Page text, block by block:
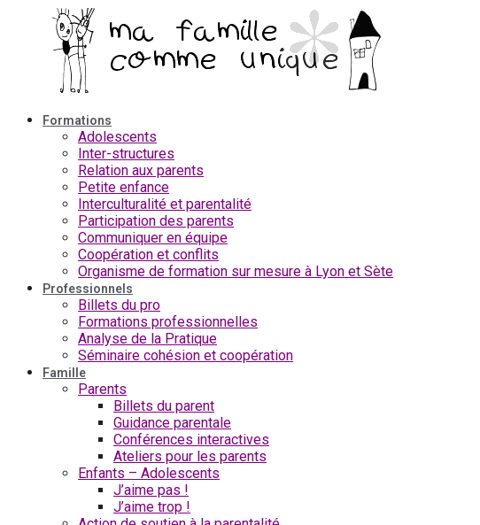
contenu
Formations
Adolescents
Inter-structures
Relation aux parents
Petite enfance
Interculturalité et parentalité
Participation des parents
Communiquer en équipe
Coopération et conflits
Organisme de formation sur mesure à Lyon et Sète
Professionnels
Billets du pro
Formations professionnelles
Analyse de la Pratique
Séminaire cohésion et coopération
Famille
Parents
Billets du parent
Guidance parentale
Conférences interactives
Ateliers pour les parents
Enfants – Adolescents
J’aime pas !
J’aime trop !